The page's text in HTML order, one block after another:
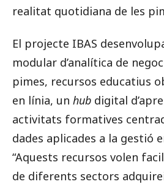
realitat quotidiana de les
El projecte IBAS
modular d’analítica de
pimes, recursos educatius
en línia, un hub digital
activitats formatives
dades aplicades a la gestió
“Aquests recursos volen
de diferents sectors